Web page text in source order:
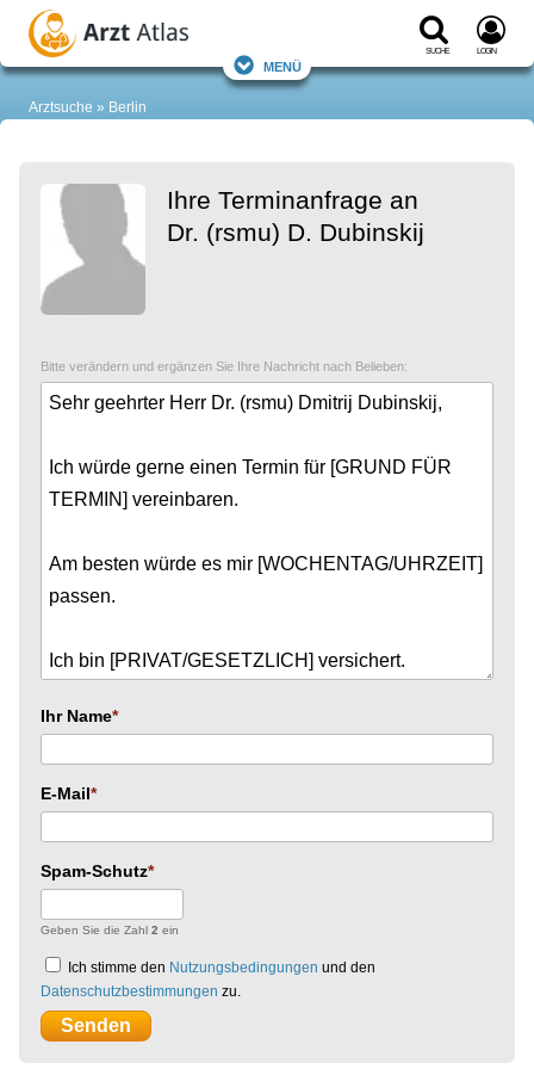
Suche Login
Menü
Arztsuche Berlin
Ihre Terminanfrage an
Dr. (rsmu) D. Dubinskij
Bitte verändern und ergänzen Sie Ihre Nachricht nach Belieben:
Ihr Name
E-Mail
Spam-Schutz
Geben Sie die Zahl 2 ein
Ich stimme den Nutzungsbedingungen und den
Datenschutzbestimmungen zu.